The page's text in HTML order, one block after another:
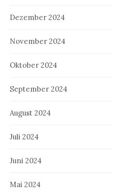
Dezember 2024
November 2024
Oktober 2024
September 2024
August 2024
Juli 2024
Juni 2024
Mai 2024